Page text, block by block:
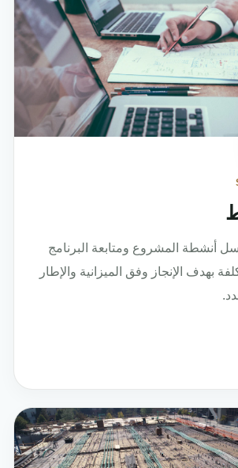
أنشطة المشروع ومتابعة البرنامج
بهدف الإنجاز وفق الميزانية والإطار